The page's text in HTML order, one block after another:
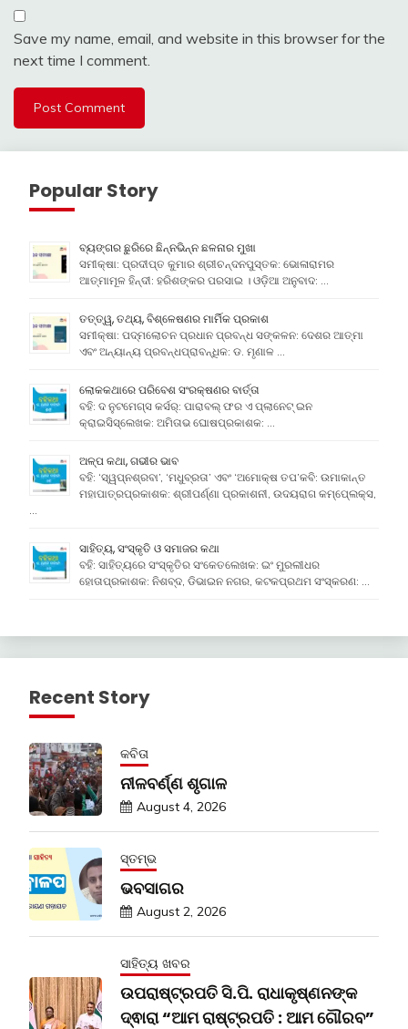
Save my name, email, and website in this browser for the
next time I comment.
Popular Story
ବ୍ୟଙ୍ଗର ଛୁରିରେ ଛିନ୍ନଭିନ୍ନ ଛଳନାର ମୁଖା
ସମୀକ୍ଷା: ପ୍ରଦୀପ୍ତ କୁମାର ଶ୍ରୀଚନ୍ଦନପୁସ୍ତକ: ଭୋଳାରାମର
ଆତ୍ମାମୂଳ ହିନ୍ଦୀ: ହରିଶଙ୍କର ପରସାଇ । ଓଡ଼ିଆ ଅନୁବାଦ: …
ତତ୍ତ୍ୱ, ତଥ୍ୟ, ବିଶ୍ଳେଷଣର ମାର୍ମିକ ପ୍ରକାଶ
ସମୀକ୍ଷା: ପଦ୍ମଲୋଚନ ପ୍ରଧାନ ପ୍ରବନ୍ଧ ସଙ୍କଳନ: ଦେଶର ଆତ୍ମା
ଏବଂ ଅନ୍ୟାନ୍ୟ ପ୍ରବନ୍ଧପ୍ରାବନ୍ଧିକ: ଡ. ମୃଣାଳ …
ଲୋକକଥାରେ ପରିବେଶ ସଂରକ୍ଷଣର ବାର୍ତ୍ତା
ବହି: ଦ ନୁଟମେଗ୍ସ କର୍ସର୍: ପାରାବଲ୍ ଫର ଏ ପ୍ଲାନେଟ୍ ଇନ
କ୍ରାଇସିସ୍ଲେଖକ: ଅମିତାଭ ଘୋଷପ୍ରକାଶକ: …
ଅଳ୍ପ କଥା, ଗଭୀର ଭାବ
ବହି: ‘ସ୍ୱପ୍ନଶ୍ରବା’, ‘ମଧୁବ୍ରତା’ ଏବଂ ‘ଅମୋକ୍ଷ ତପ’କବି: ଉମାକାନ୍ତ
ମହାପାତ୍ରପ୍ରକାଶକ: ଶ୍ରୀପର୍ଣ୍ଣା ପ୍ରକାଶନୀ, ଉଦୟରାଗ କମ୍ପେ୍ଲକ୍ସ,
ସାହିତ୍ୟ, ସଂସ୍କୃତି ଓ ସମାଜର କଥା
ବହି: ସାହିତ୍ୟରେ ସଂସ୍କୃତିର ସଂକେତଲେଖକ: ଇଂ ମୁରଲୀଧର
ହୋତାପ୍ରକାଶକ: ନିଶବ୍ଦ, ଡିଭାଇନ ନଗର, କଟକପ୍ରଥମ ସଂସ୍କରଣ: …
Recent Story
କବିତା
ନୀଳବର୍ଣ୍ଣ ଶୃଗାଳ
August 4, 2026
ସ୍ତମ୍ଭ
ଭବସାଗର
August 2, 2026
ସାହିତ୍ୟ ଖବର
ଉପରାଷ୍ଟ୍ରପତି ସି.ପି. ରାଧାକୃଷ୍ଣନଙ୍କ
ଦ୍ଵାରା “ଆମ ରାଷ୍ଟ୍ରପତି : ଆମ ଗୌରବ”